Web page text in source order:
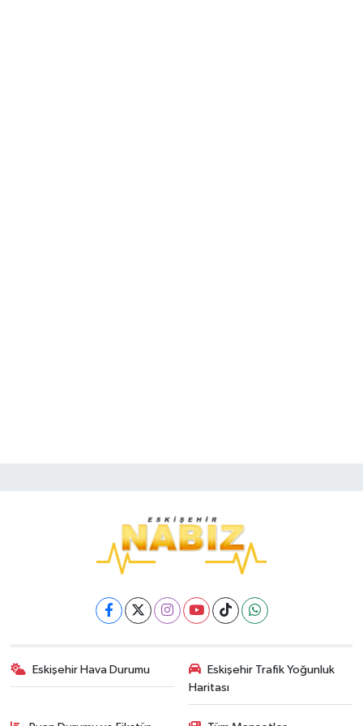
Eskişehir Hava Durumu
Eskişehir Trafik Yoğunluk
Haritası